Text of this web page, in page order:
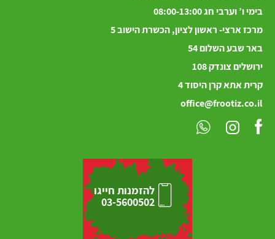
בימי ו’ וערבי חג 08:00-13:00
מרכז ארצי- ראשון לציון, הכשרת הישוב 5
באר שבע השלום 54
ירושליםצונדק
קרית אתא קרן היסוד 4
office@frootiz.co.il
להזמנות חייגו
03-5600502